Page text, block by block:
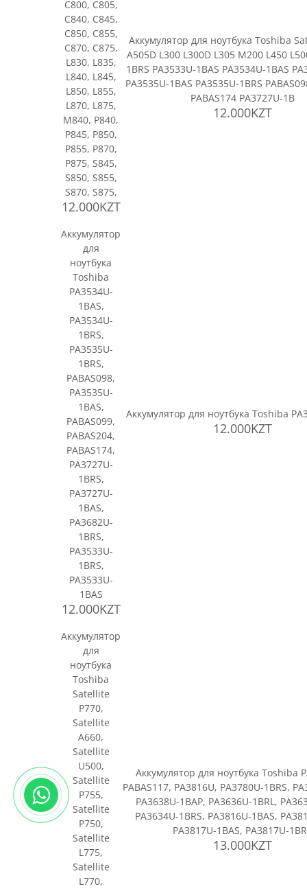
C800, C805,
C840, C845,
C850, C855,
C870, C875,
L830, L835,
L840, L845,
L850, L855,
L870, L875,
M840, P840,
P845, P850,
P855, P870,
P875, S845,
S850, S855,
S870, S875,
12.000KZT
Аккумулятор для ноутбука Toshiba
A505D L300 L300D L305 M200 L450
1BRS PA3533U-1BAS PA3534U-1BAS
PA3535U-1BAS PA3535U-1BRS
PABAS174 PA3727U-1B
12.000KZT
Аккумулятор
для
ноутбука
Toshiba
PA3534U-
1BAS,
PA3534U-
1BRS,
PA3535U-
1BRS,
PABAS098,
PA3535U-
1BAS,
PABAS099,
PABAS204,
PABAS174,
PA3727U-
1BRS,
PA3727U-
1BAS,
PA3682U-
1BRS,
PA3533U-
1BRS,
PA3533U-
1BAS
12.000KZT
Аккумулятор для ноутбука Toshiba
12.000KZT
Аккумулятор
для
ноутбука
Toshiba
Satellite
P770,
Satellite
A660,
Satellite
U500,
Satellite
P755,
Satellite
P750,
Satellite
L775,
Satellite
L770,
Аккумулятор для ноутбука Toshiba
PABAS117, PA3816U, PA3780U-1BRS,
PA3638U-1BAP, PA3636U-1BRL,
PA3634U-1BRS, PA3816U-1BAS,
PA3817U-1BAS, PA3817U-
13.000KZT